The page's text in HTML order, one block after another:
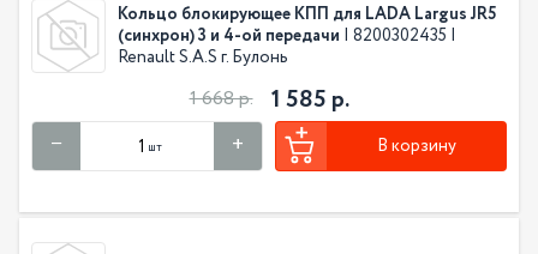
Кольцо блокирующее КПП для LADA Largus JR5
(синхрон) 3 и 4-ой передачи | 8200302435 |
Renault S.A.S г. Булонь
1 668 р. 1 585 р.
шт В корзину